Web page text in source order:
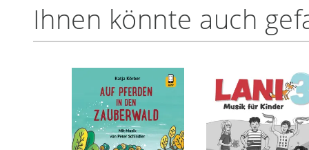
Ihnen könnte auch